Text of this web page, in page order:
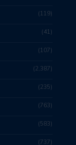
119
41
107
2,387
235
763
583
737